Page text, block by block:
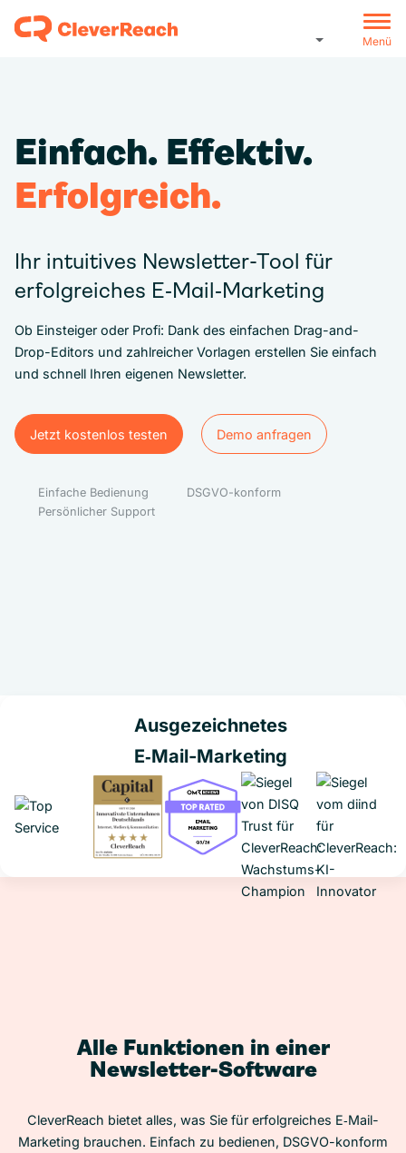
Menü
Einfach. Effektiv.
Erfolgreich.
Ihr intuitives Newsletter-Tool für
erfolgreiches E‑Mail‑Marketing
Ob Einsteiger oder Profi: Dank des einfachen Drag-and-
Drop-Editors und zahlreicher Vorlagen erstellen Sie einfach
und schnell Ihren eigenen Newsletter.
Jetzt kostenlos testen
Jetzt kostenlos testen
Demo anfragen
Demo anfragen
Einfache Bedienung
DSGVO-konform
Persönlicher Support
Ausgezeichnetes
E‑Mail-Marketing
Alle Funktionen in einer
Newsletter-Software
CleverReach bietet alles, was Sie für erfolgreiches E‑Mail-
Marketing brauchen. Einfach zu bedienen, DSGVO-konform